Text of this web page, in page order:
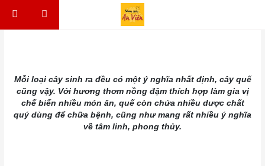
​Mỗi loại cây sinh ra đều có một ý nghĩa nhất định, cây quế
cũng vậy. Với hương thơm nồng đậm thích hợp làm gia vị
chế biến nhiều món ăn, quế còn chứa nhiều dược chất
quý dùng để chữa bệnh, cũng như mang rất nhiều ý nghĩa
về tâm linh, phong thủy.